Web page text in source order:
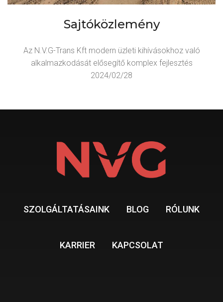
Sajtóközlemény
Az N.V.G-Trans Kft modern üzleti kihívásokhoz való
alkalmazkodását elősegítő komplex fejlesztés
2024/02/28
SZOLGÁLTATÁSAINK BLOG RÓLUNK
KARRIER KAPCSOLAT